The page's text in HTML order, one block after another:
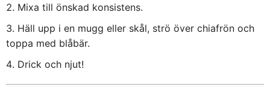
Mixa till önskad konsistens.
Häll upp i en mugg eller skål, strö över chiafrön och
toppa med blåbär.
Drick och njut!